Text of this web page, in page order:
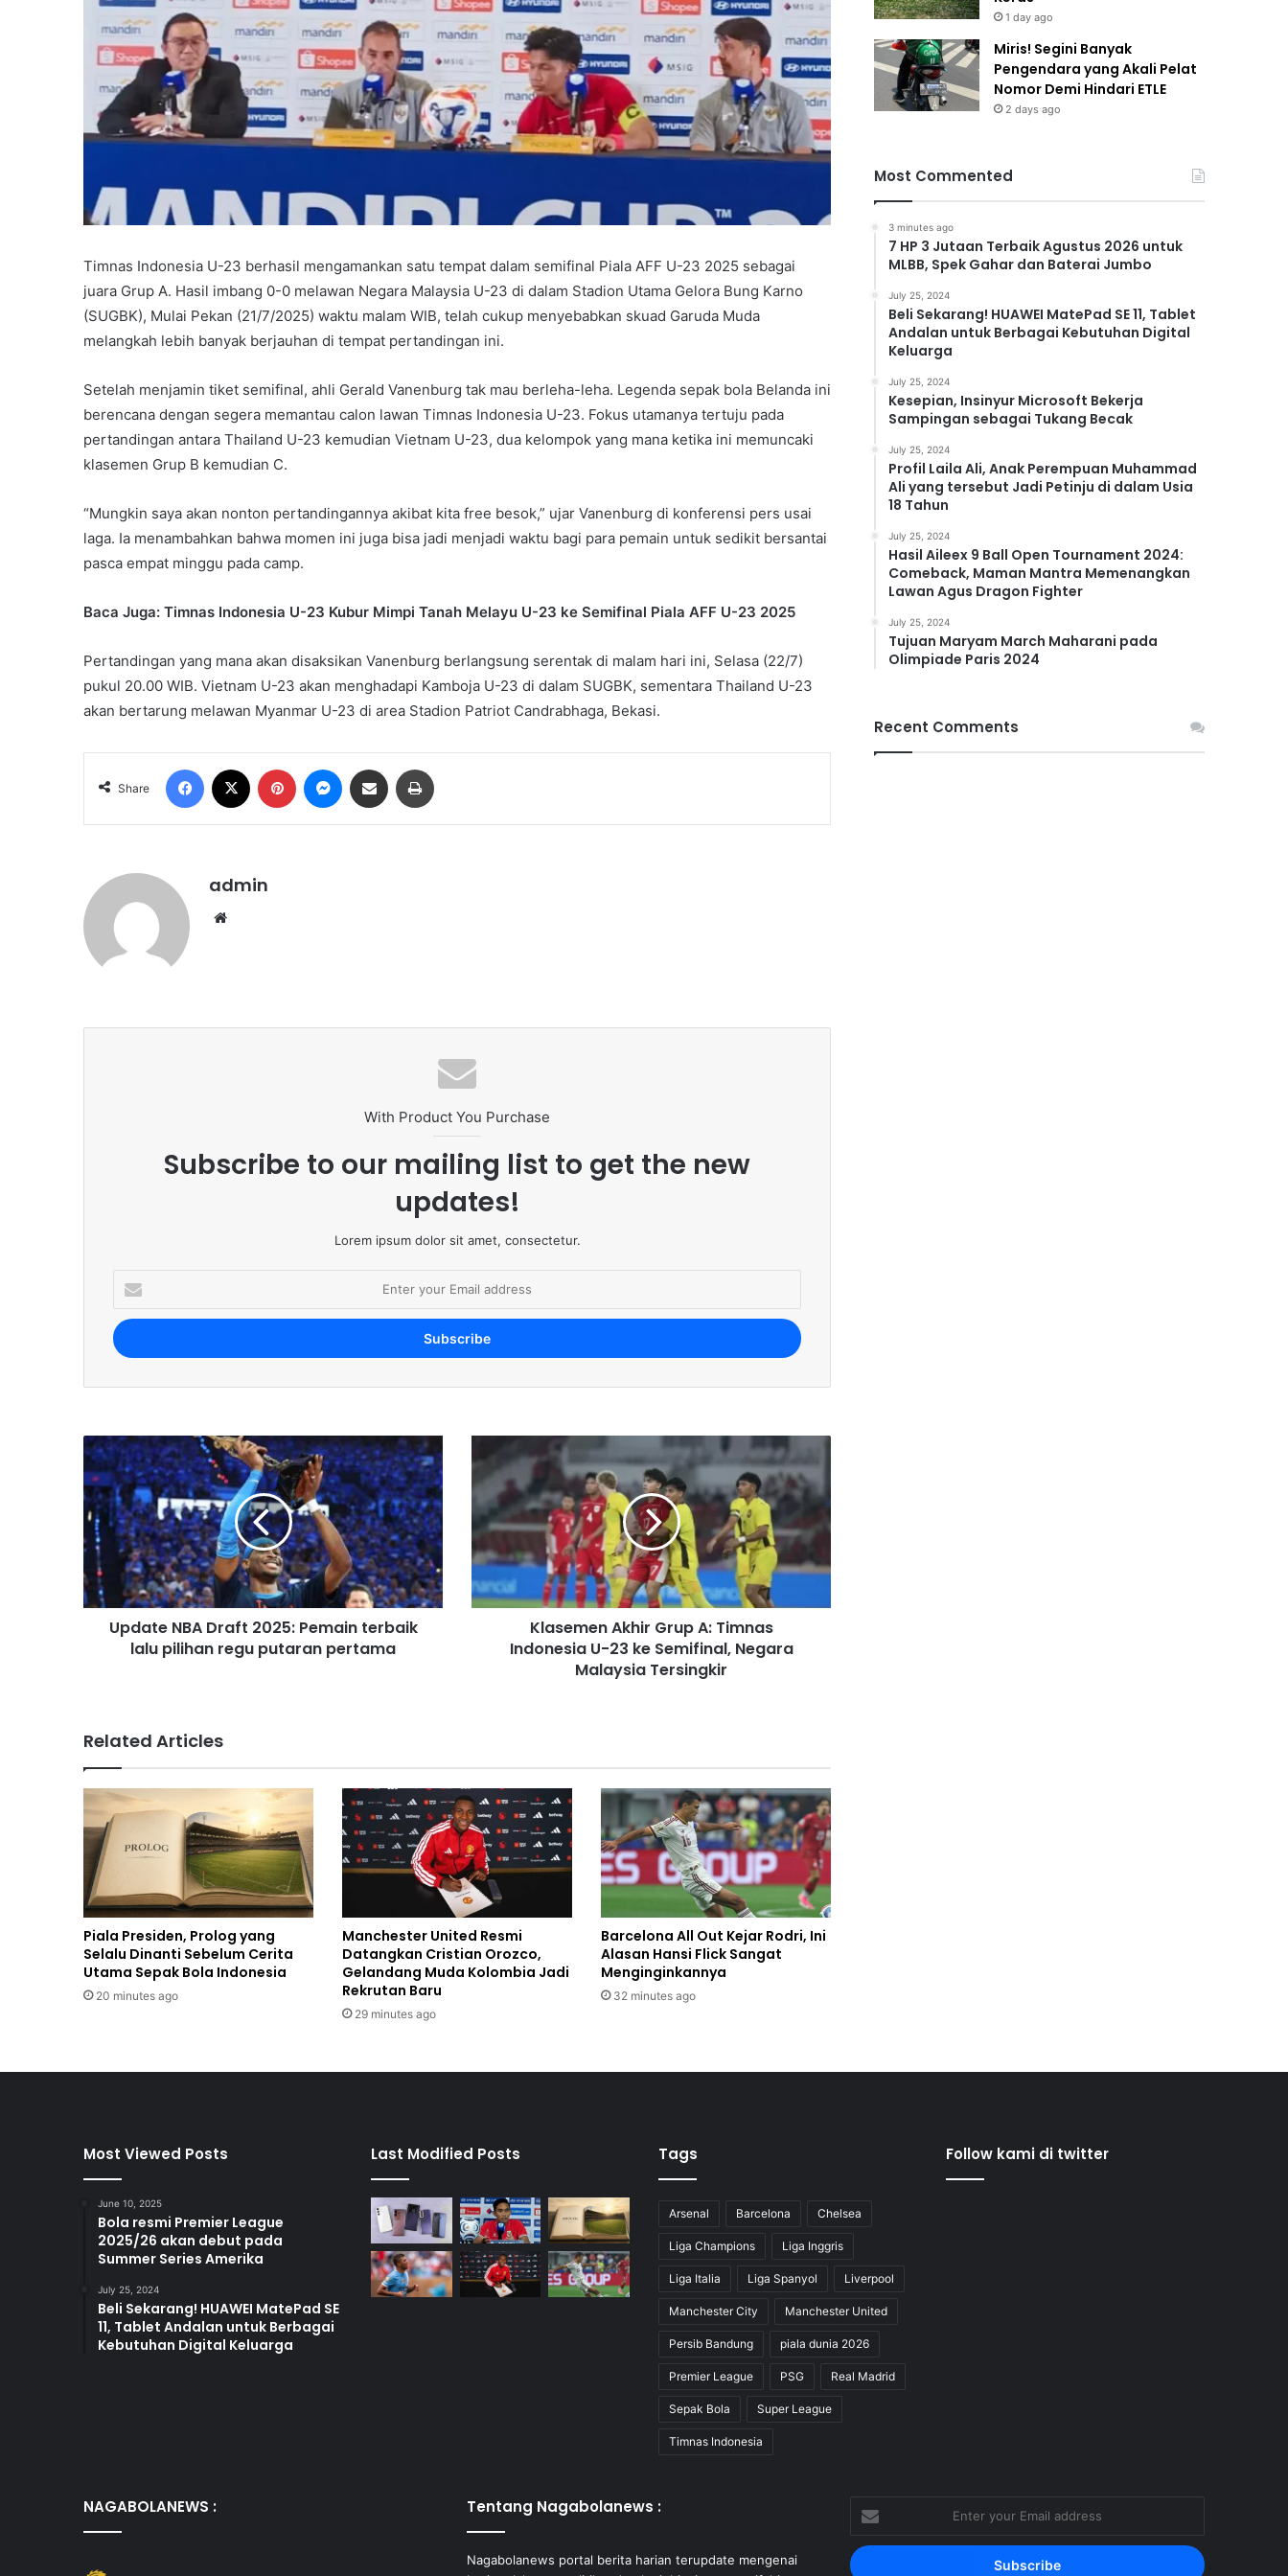
Timnas Indonesia U-23 berhasil mengamankan satu tempat dalam semifinal Piala AFF U-23 2025 sebagai
juara Grup A. Hasil imbang 0-0 melawan Negara Malaysia U-23 di dalam Stadion Utama Gelora Bung Karno
(SUGBK), Mulai Pekan (21/7/2025) waktu malam WIB, telah cukup menyebabkan skuad Garuda Muda
melangkah lebih banyak berjauhan di tempat pertandingan ini.
Setelah menjamin tiket semifinal, ahli Gerald Vanenburg tak mau berleha-leha. Legenda sepak bola Belanda ini
berencana dengan segera memantau calon lawan Timnas Indonesia U-23. Fokus utamanya tertuju pada
pertandingan antara Thailand U-23 kemudian Vietnam U-23, dua kelompok yang mana ketika ini memuncaki
klasemen Grup B kemudian C.
“Mungkin saya akan nonton pertandingannya akibat kita free besok,” ujar Vanenburg di konferensi pers usai
laga. Ia menambahkan bahwa momen ini juga bisa jadi menjadi waktu bagi para pemain untuk sedikit bersantai
pasca empat minggu pada camp.
Baca Juga: Timnas Indonesia U-23 Kubur Mimpi Tanah Melayu U-23 ke Semifinal Piala AFF U-23 2025
Pertandingan yang mana akan disaksikan Vanenburg berlangsung serentak di malam hari ini, Selasa (22/7)
pukul 20.00 WIB. Vietnam U-23 akan menghadapi Kamboja U-23 di dalam SUGBK, sementara Thailand U-23
akan bertarung melawan Myanmar U-23 di area Stadion Patriot Candrabhaga, Bekasi.
Share
admin
With Product You Purchase
Subscribe to our mailing list to get the new
updates!
Lorem ipsum dolor sit amet, consectetur.
e
r
m
a
i
r
Update NBA Draft 2025: Pemain terbaik
lalu pilihan regu putaran pertama
Klasemen Akhir Grup A: Timnas
Indonesia U-23 ke Semifinal, Negara
Malaysia Tersingkir
Related Articles
Piala Presiden, Prolog yang
Selalu Dinanti Sebelum Cerita
Utama Sepak Bola Indonesia
20 minutes ago
Manchester United Resmi
Datangkan Cristian Orozco,
Gelandang Muda Kolombia Jadi
Rekrutan Baru
29 minutes ago
Barcelona All Out Kejar Rodri, Ini
Alasan Hansi Flick Sangat
Menginginkannya
32 minutes ago
1 day ago
Miris! Segini Banyak
Pengendara yang Akali Pelat
Nomor Demi Hindari ETLE
2 days ago
Most Commented
3 minutes ago
7 HP 3 Jutaan Terbaik Agustus 2026 untuk
MLBB, Spek Gahar dan Baterai Jumbo
July 25, 2024
Beli Sekarang! HUAWEI MatePad SE 11, Tablet
Andalan untuk Berbagai Kebutuhan Digital
Keluarga
July 25, 2024
Kesepian, Insinyur Microsoft Bekerja
Sampingan sebagai Tukang Becak
July 25, 2024
Profil Laila Ali, Anak Perempuan Muhammad
Ali yang tersebut Jadi Petinju di dalam Usia
18 Tahun
July 25, 2024
Hasil Aileex 9 Ball Open Tournament 2024:
Comeback, Maman Mantra Memenangkan
Lawan Agus Dragon Fighter
July 25, 2024
Tujuan Maryam March Maharani pada
Olimpiade Paris 2024
Recent Comments
Most Viewed Posts
June 10, 2025
Bola resmi Premier League
2025/26 akan debut pada
Summer Series Amerika
July 25, 2024
Beli Sekarang! HUAWEI MatePad SE
11, Tablet Andalan untuk Berbagai
Kebutuhan Digital Keluarga
Last Modified Posts Tags
Arsenal Barcelona Chelsea
Liga Champions Liga Inggris
Liga Italia Liga Spanyol Liverpool
Manchester City Manchester United
Persib Bandung piala dunia 2026
Premier League PSG Real Madrid
Sepak Bola Super League
Timnas Indonesia
Follow kami di twitter
NAGABOLANEWS : Tentang Nagabolanews :
Nagabolanews portal berita harian terupdate mengenai
Enter
your
Email
address